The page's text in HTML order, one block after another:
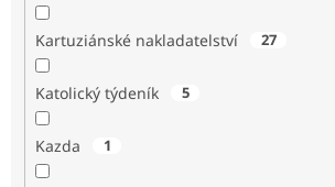
Kartuziánské nakladatelství 27
Katolický týdeník 5
Kazda 1